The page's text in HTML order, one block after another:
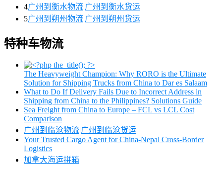
4广州到衡水物流|广州到衡水货运
5广州到朔州物流|广州到朔州货运
特种车物流
The Heavyweight Champion: Why RORO is the Ultimate
Solution for Shipping Trucks from China to Dar es Salaam
What to Do If Delivery Fails Due to Incorrect Address in
Shipping from China to the Philippines? Solutions Guide
Sea Freight from China to Europe – FCL vs LCL Cost
Comparison
广州到临沧物流|广州到临沧货运
Your Trusted Cargo Agent for China-Nepal Cross-Border
Logistics
加拿大海运拼箱